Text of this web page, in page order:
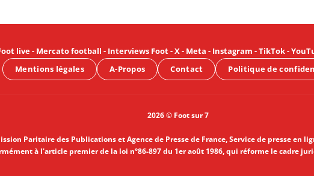
live- Mercato football - Interviews Foot-X- Meta - Instagram -TikTok-
Mentions légales
A-Propos Contact Politique de
2026 © Foot sur 7
Paritaire des Publications et Agence de Presse de France, Service de presse en
à l'article premier de la loi n°86-897 du 1er août 1986, qui réforme le cadre